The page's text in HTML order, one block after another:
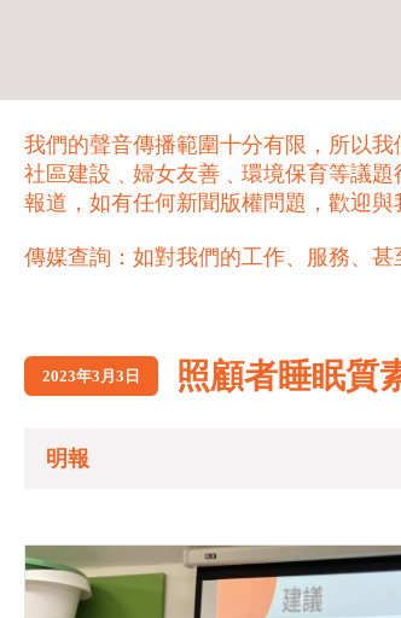
我們的聲音傳播範圍十分有限，所以
社區建設﹑婦女友善﹑環境保育等議
報道，如有任何新聞版權問題，歡迎與
傳媒查詢：如對我們的工作、服務、甚
2023年3月3日 照顧者睡眠質
明報